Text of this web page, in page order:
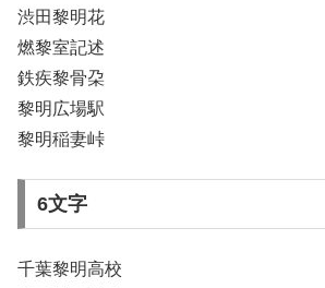
渋田黎明花
燃黎室記述
鉄疾黎骨朶
黎明広場駅
黎明稲妻峠
6文字
千葉黎明高校